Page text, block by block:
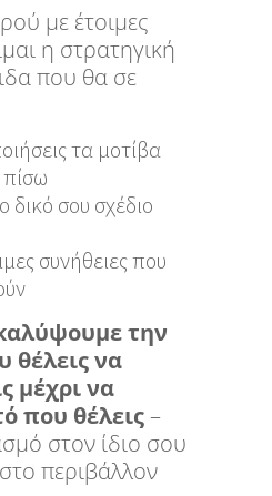
με έτοιμες
η στρατηγική
που θα σε
τα μοτίβα
δικό σου σχέδιο
συνήθειες που
την
θέλεις να
μέχρι να
που θέλεις–
στον ίδιο σου
περιβάλλον